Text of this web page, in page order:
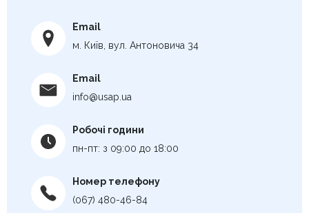
Email
м. Київ, вул. Антоновича 34
Email
info@usap.ua
Робочі години
пн-пт: з 09:00 до 18:00
Номер телефону
(067) 480-46-84